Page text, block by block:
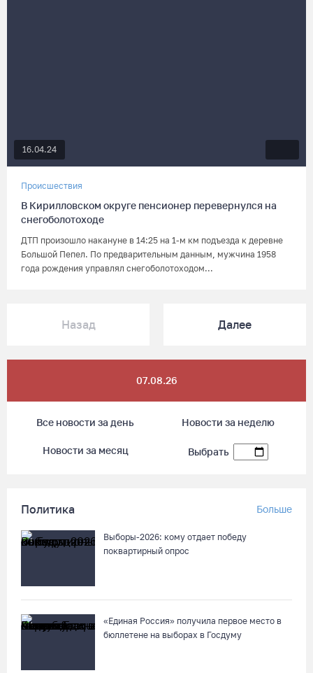
16.04.24
Происшествия
В Кирилловском округе пенсионер перевернулся на
снегоболотоходе
ДТП произошло накануне в 14:25 на 1-м км подъезда к деревне
Большой Пепел. По предварительным данным, мужчина 1958
года рождения управлял снегоболотоходом...
Назад Далее
07.08.26
Все новости за день Новости за неделю
Новости за месяц Выбрать
Политика Больше
Выборы-2026: кому отдает победу
поквартирный опрос
«Единая Россия» получила первое место в
бюллетене на выборах в Госдуму